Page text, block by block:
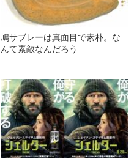
鳩サブレーは真面目で素朴。な
んて素敵なんだろう